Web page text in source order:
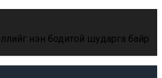
үнэн бодитой шударга байр